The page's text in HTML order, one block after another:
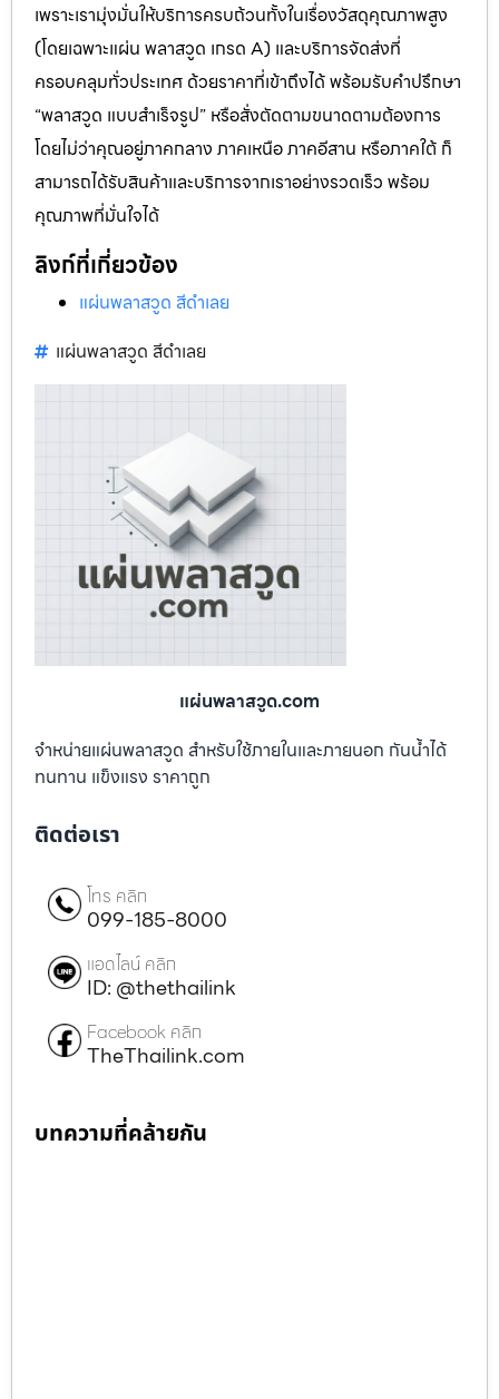
เพราะเรามุ่งมั่นให้บริการครบถ้วนทั้งในเรื่องวัสดุคุณภาพสูง
(โดยเฉพาะแผ่น พลาสวูด เกรด A) และบริการจัดส่งที่
ครอบคลุมทั่วประเทศ ด้วยราคาที่เข้าถึงได้ พร้อมรับคำปรึกษา
“พลาสวูด แบบสำเร็จรูป” หรือสั่งตัดตามขนาดตามต้องการ
โดยไม่ว่าคุณอยู่ภาคกลาง ภาคเหนือ ภาคอีสาน หรือภาคใต้ ก็
สามารถได้รับสินค้าและบริการจากเราอย่างรวดเร็ว พร้อม
คุณภาพที่มั่นใจได้
ลิงก์ที่เกี่ยวข้อง
แผ่นพลาสวูด สีดำเลย
แผ่นพลาสวูด สีดำเลย
แผ่นพลาสวูด.com
จำหน่ายแผ่นพลาสวูด สำหรับใช้ภายในและภายนอก กันน้ำได้
ทนทาน แข็งแรง ราคาถูก
ติดต่อเรา
โทร คลิก
099-185-8000
แอดไลน์ คลิก
ID: @thethailink
Facebook คลิก
TheThailink.com
บทความที่คล้ายกัน